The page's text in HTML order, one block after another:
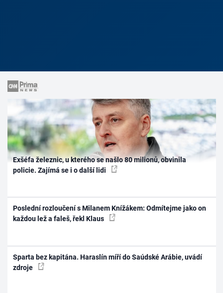
Exšéfa železnic, u kterého se našlo 80 milionů, obvinila
policie. Zajímá se i o další lidi
Poslední rozloučení s Milanem Knížákem: Odmítejme jako on
každou lež a faleš, řekl Klaus
Sparta bez kapitána. Haraslín míří do Saúdské Arábie, uvádí
zdroje